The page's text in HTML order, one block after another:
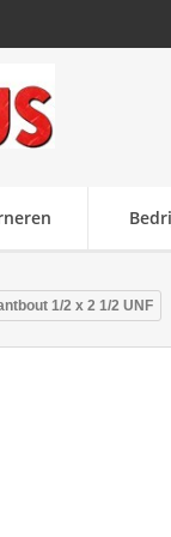
1/2 x 2 1/2 UNF